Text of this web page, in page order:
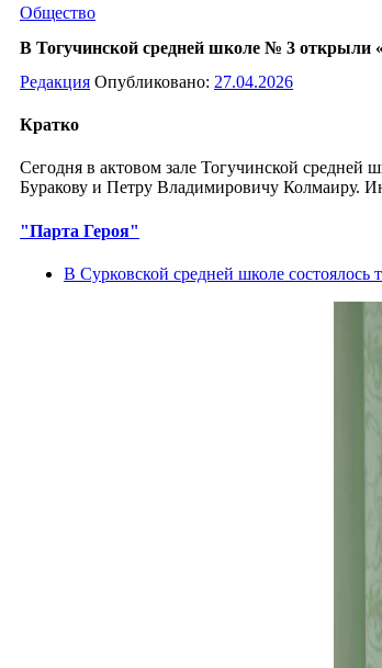
Общество
В Тогучинской средней школе № 3 открыли
Редакция Опубликовано: 27.04.2026
Кратко
Сегодня в актовом зале Тогучинской
Буракову и Петру Владимировичу Колмаиру.
"Парта Героя"
В Сурковской средней школе